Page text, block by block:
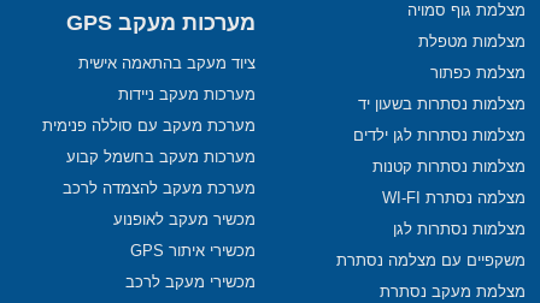
מצלמת גוף סמויה
מצלמות מטפלת
מצלמת כפתור
מצלמות נסתרות בשעון יד
מצלמות נסתרות לגן ילדים
מצלמות נסתרות קטנות
מצלמה נסתרת WI-FI
מצלמות נסתרות לגן
משקפיים עם מצלמה נסתרת
מצלמת מעקב נסתרת
מערכות מעקב GPS
ציוד מעקב בהתאמה אישית
מערכות מעקב ניידות
מערכת מעקב עם סוללה פנימית
מערכות מעקב בחשמל קבוע
מערכת מעקב להצמדה לרכב
מכשיר מעקב לאופנוע
מכשירי איתור GPS
מכשירי מעקב לרכב